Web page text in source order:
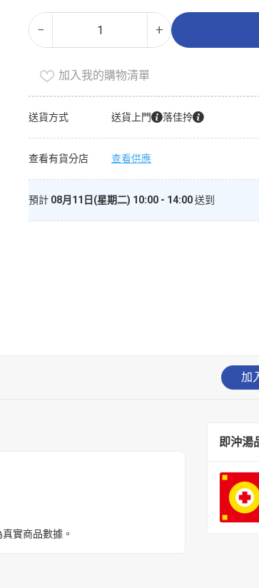
−
即
沖
羹
（30g
數
量
+
Alternative:
加入我的購物清單
送貨方式 送貨上門 落佳拎
查看有貨分店 查看供應
預計 08月11日(星期二) 10:00 - 14:00送到
加
實商品數據。
即沖湯